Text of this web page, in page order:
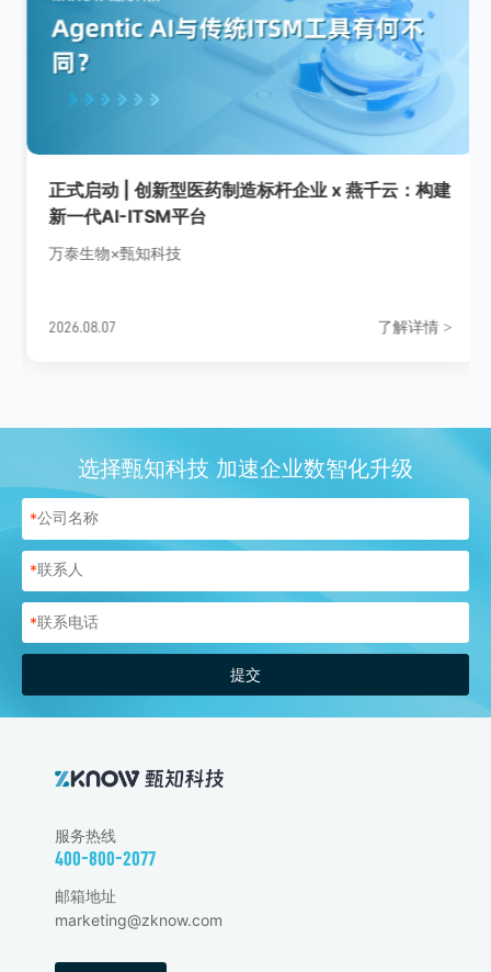
正式启动 | 创新型医药制造标杆企业 x 燕千云：构建
新一代AI-ITSM平台
万泰生物×甄知科技
2026.08.07 了解详情 >
选择甄知科技 加速企业数智化升级
*
*
*
提交
服务热线
400-800-2077
邮箱地址
marketing@zknow.com